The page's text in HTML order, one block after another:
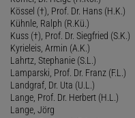
Kössel (†), Prof. Dr. Hans (H.K.)
Kühnle, Ralph (R.Kü.)
Kuss (†), Prof. Dr. Siegfried (S.K.)
Kyrieleis, Armin (A.K.)
Lahrtz, Stephanie (S.L.)
Lamparski, Prof. Dr. Franz (F.L.)
Landgraf, Dr. Uta (U.L.)
Lange, Prof. Dr. Herbert (H.L.)
Lange, Jörg